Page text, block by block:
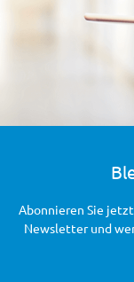
Abonnieren Sie
Newsletter und